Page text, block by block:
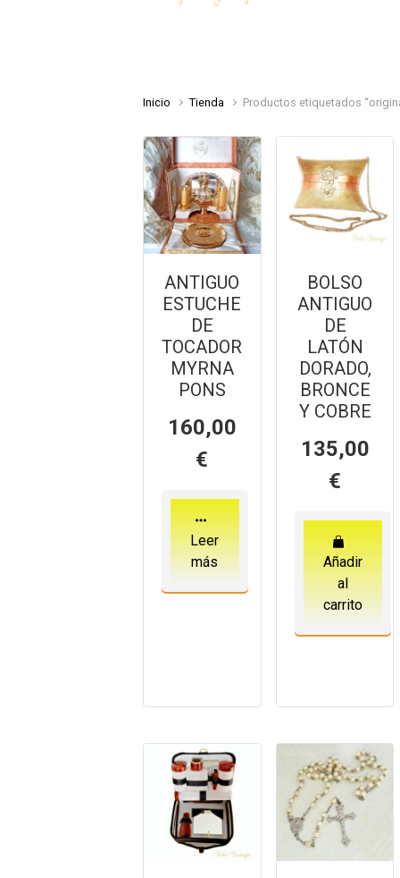
Inicio Tienda Productos etiquetados
ANTIGUO
ESTUCHE
DE
TOCADOR
MYRNA
PONS
160,00
€
Leer
más
BOLSO
ANTIGUO
DE
LATÓN
DORADO,
BRONCE
Y COBRE
135,00
€
Añadir
al
carrito